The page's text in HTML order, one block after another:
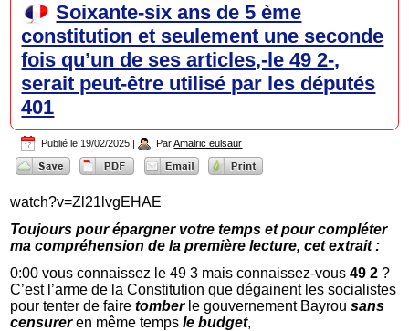
Soixante-six ans de 5 ème
constitution et seulement une seconde
fois qu’un de ses articles,-le 49 2-,
serait peut-être utilisé par les députés
401
Publié le 19/02/2025 | Par Amalric eulsaur
watch?v=Zl21lvgEHAE
Toujours pour épargner votre temps et pour compléter
ma compréhension de la première lecture, cet extrait :
0:00 vous connaissez le 49 3 mais connaissez-vous49 2?
C’est l’arme de la Constitution que dégainent les socialistes
pour tenter de fairetomberle gouvernement Bayrousans
censureren même tempsle budget,